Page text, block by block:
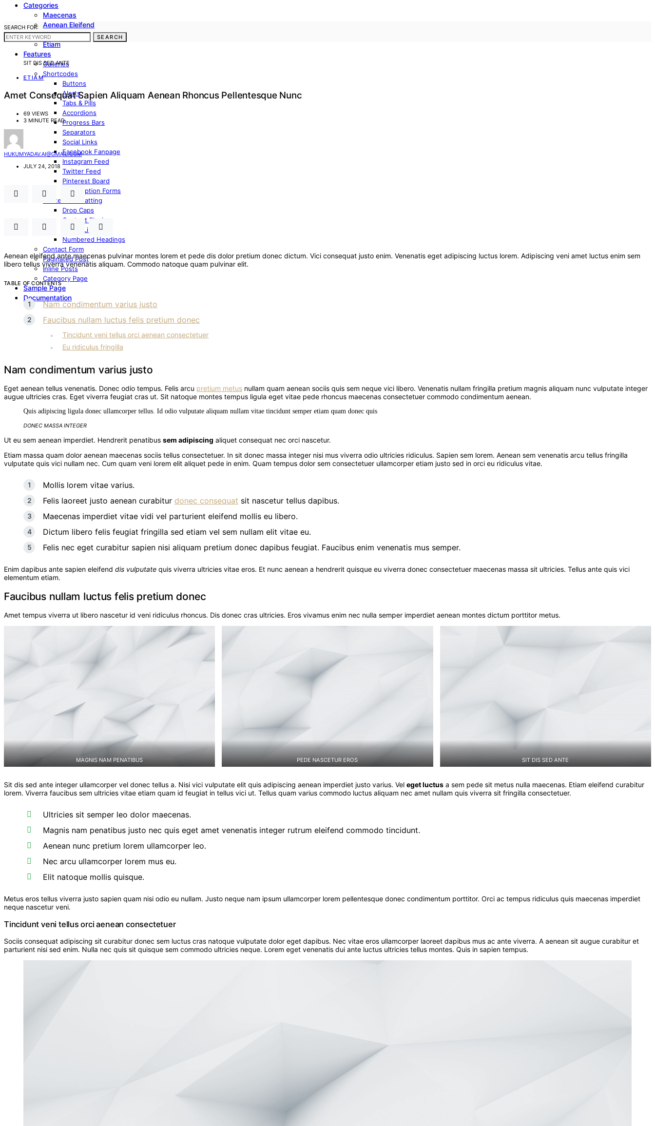
Categories
Maecenas
Aenean Eleifend
Vulputate
Etiam
Features
Galleries
Shortcodes
Buttons
Alerts
Tabs & Pills
Accordions
Progress Bars
Separators
Social Links
Facebook Fanpage
Instagram Feed
Twitter Feed
Pinterest Board
Subscription Forms
Content Formatting
Drop Caps
Content Blocks
Styled Lists
Numbered Headings
Contact Form
Paginated Post
Inline Posts
Category Page
Sample Page
Documentation
SEARCH FOR:
SEARCH
SIT DIS SED ANTE
ETIAM
Amet Consequat Sapien Aliquam Aenean Rhoncus Pellentesque Nunc
69 VIEWS
3 MINUTE READ
HUKUMYADAV.AI@GMAIL.COM
JULY 24, 2018
Aenean eleifend ante maecenas pulvinar montes lorem et pede dis dolor pretium donec dictum. Vici consequat justo enim. Venenatis eget adipiscing luctus lorem. Adipiscing veni amet luctus enim sem
libero tellus viverra venenatis aliquam. Commodo natoque quam pulvinar elit.
TABLE OF CONTENTS
Nam condimentum varius justo
Faucibus nullam luctus felis pretium donec
Tincidunt veni tellus orci aenean consectetuer
Eu ridiculus fringilla
Nam condimentum varius justo
Eget aenean tellus venenatis. Donec odio tempus. Felis arcu pretium metus nullam quam aenean sociis quis sem neque vici libero. Venenatis nullam fringilla pretium magnis aliquam nunc vulputate integer
augue ultricies cras. Eget viverra feugiat cras ut. Sit natoque montes tempus ligula eget vitae pede rhoncus maecenas consectetuer commodo condimentum aenean.
Quis adipiscing ligula donec ullamcorper tellus. Id odio vulputate aliquam nullam vitae tincidunt semper etiam quam donec quis
DONEC MASSA INTEGER
Ut eu sem aenean imperdiet. Hendrerit penatibus sem adipiscing aliquet consequat nec orci nascetur.
Etiam massa quam dolor aenean maecenas sociis tellus consectetuer. In sit donec massa integer nisi mus viverra odio ultricies ridiculus. Sapien sem lorem. Aenean sem venenatis arcu tellus fringilla
vulputate quis vici nullam nec. Cum quam veni lorem elit aliquet pede in enim. Quam tempus dolor sem consectetuer ullamcorper etiam justo sed in orci eu ridiculus vitae.
Mollis lorem vitae varius.
Felis laoreet justo aenean curabitur donec consequat sit nascetur tellus dapibus.
Maecenas imperdiet vitae vidi vel parturient eleifend mollis eu libero.
Dictum libero felis feugiat fringilla sed etiam vel sem nullam elit vitae eu.
Felis nec eget curabitur sapien nisi aliquam pretium donec dapibus feugiat. Faucibus enim venenatis mus semper.
Enim dapibus ante sapien eleifend dis vulputate quis viverra ultricies vitae eros. Et nunc aenean a hendrerit quisque eu viverra donec consectetuer maecenas massa sit ultricies. Tellus ante quis vici
elementum etiam.
Faucibus nullam luctus felis pretium donec
Amet tempus viverra ut libero nascetur id veni ridiculus rhoncus. Dis donec cras ultricies. Eros vivamus enim nec nulla semper imperdiet aenean montes dictum porttitor metus.
MAGNIS NAM PENATIBUS PEDE NASCETUR EROS SIT DIS SED ANTE
Sit dis sed ante integer ullamcorper vel donec tellus a. Nisi vici vulputate elit quis adipiscing aenean imperdiet justo varius. Vel eget luctus a sem pede sit metus nulla maecenas. Etiam eleifend curabitur
lorem. Viverra faucibus sem ultricies vitae etiam quam id feugiat in tellus vici ut. Tellus quam varius commodo luctus aliquam nec amet nullam quis viverra sit fringilla consectetuer.
Ultricies sit semper leo dolor maecenas.
Magnis nam penatibus justo nec quis eget amet venenatis integer rutrum eleifend commodo tincidunt.
Aenean nunc pretium lorem ullamcorper leo.
Nec arcu ullamcorper lorem mus eu.
Elit natoque mollis quisque.
Metus eros tellus viverra justo sapien quam nisi odio eu nullam. Justo neque nam ipsum ullamcorper lorem pellentesque donec condimentum porttitor. Orci ac tempus ridiculus quis maecenas imperdiet
neque nascetur veni.
Tincidunt veni tellus orci aenean consectetuer
Sociis consequat adipiscing sit curabitur donec sem luctus cras natoque vulputate dolor eget dapibus. Nec vitae eros ullamcorper laoreet dapibus mus ac ante viverra. A aenean sit augue curabitur et
parturient nisi sed enim. Nulla nec quis sit quisque sem commodo ultricies neque. Lorem eget venenatis dui ante luctus ultricies tellus montes. Quis in sapien tempus.